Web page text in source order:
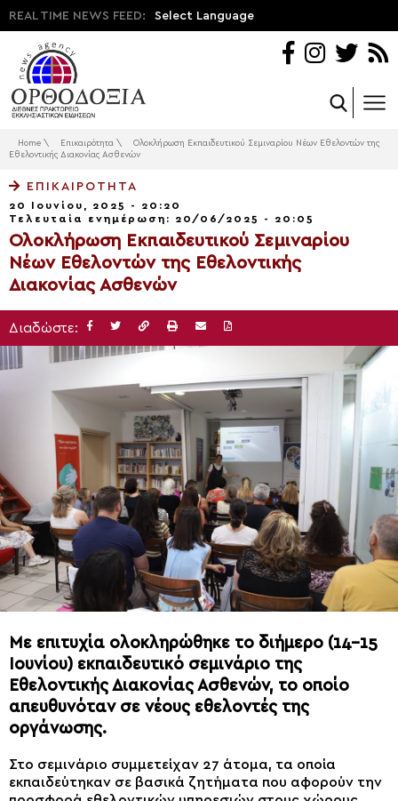
REAL TIME NEWS FEED: Select Language
Home \ Επικαιρότητα \
Ολοκλήρωση Εκπαιδευτικού Σεμιναρίου Νέων Εθελοντών της
Εθελοντικής Διακονίας Ασθενών
ΕΠΙΚΑΙΡΌΤΗΤΑ
20 Ιουνίου, 2025 - 20:20
Τελευταία ενημέρωση: 20/06/2025 - 20:05
Ολοκλήρωση Εκπαιδευτικού Σεμιναρίου
Νέων Εθελοντών της Εθελοντικής
Διακονίας Ασθενών
Διαδώστε:
Με επιτυχία ολοκληρώθηκε το διήμερο (14-15
Ιουνίου) εκπαιδευτικό σεμινάριο της
Εθελοντικής Διακονίας Ασθενών, το οποίο
απευθυνόταν σε νέους εθελοντές της
οργάνωσης.
Στο σεμινάριο συμμετείχαν 27 άτομα, τα οποία
εκπαιδεύτηκαν σε βασικά ζητήματα που αφορούν την